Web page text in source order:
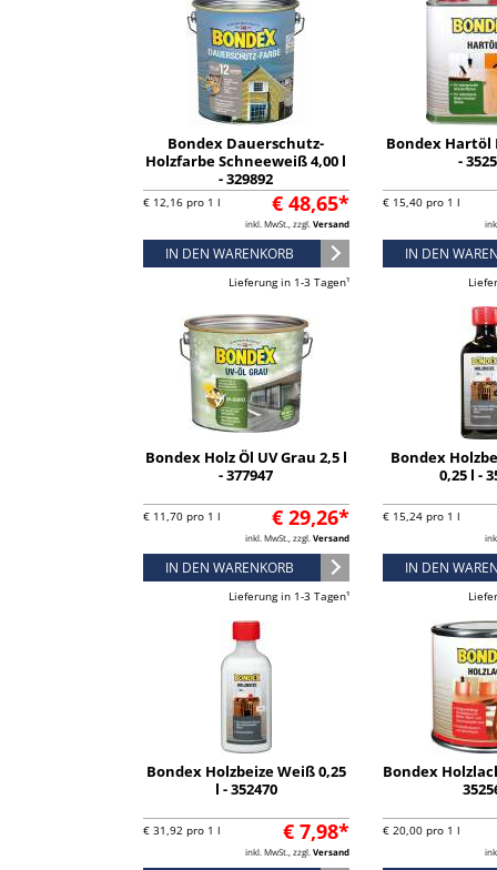
Bondex Dauerschutz-
Holzfarbe Schneeweiß 4,00 l
- 329892
€ 48,65*
€ 12,16 pro 1 l
inkl. MwSt., zzgl. Versand
IN DEN WARENKORB
Lieferung in 1-3 Tagen¹
Bondex Hartöl
-
€ 15,40 pro 1 l
IN DEN
Bondex Holz Öl UV Grau 2,5 l
- 377947
€ 29,26*
€ 11,70 pro 1 l
inkl. MwSt., zzgl. Versand
IN DEN WARENKORB
Lieferung in 1-3 Tagen¹
Bondex
0,25 l -
€ 15,24 pro 1 l
IN DEN
Bondex Holzbeize Weiß 0,25
l - 352470
€ 7,98*
€ 31,92 pro 1 l
inkl. MwSt., zzgl. Versand
Bondex
€ 20,00 pro 1 l